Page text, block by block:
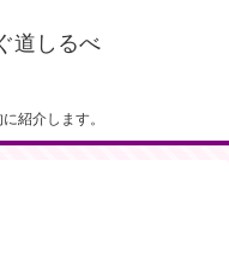
道しるべ
紹介します。